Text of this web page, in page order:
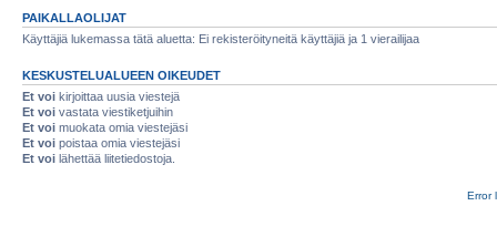
PAIKALLAOLIJAT
Käyttäjiä lukemassa tätä aluetta: Ei rekisteröityneitä käyttäjiä ja 1 vierailijaa
KESKUSTELUALUEEN OIKEUDET
Et voi kirjoittaa uusia viestejä
Et voi vastata viestiketjuihin
Et voi muokata omia viestejäsi
Et voi poistaa omia viestejäsi
Et voi lähettää liitetiedostoja.
Error